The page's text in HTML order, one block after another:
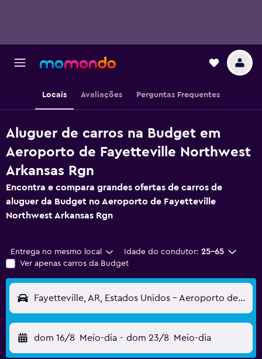
Locais Avaliações Perguntas Frequentes
Aluguer de carros na Budget em
Aeroporto de Fayetteville Northwest
Arkansas Rgn
Encontra e compara grandes ofertas de carros de
aluguer da Budget no Aeroporto de Fayetteville
Northwest Arkansas Rgn
Entrega no mesmo local Idade do condutor: 25-65
Ver apenas carros da Budget
Fayetteville, AR, Estados Unidos - Aeroporto de Fayetteville Northwest Arkansas Rgn (XNA)
dom 16/8 Meio-dia - dom 23/8 Meio-dia